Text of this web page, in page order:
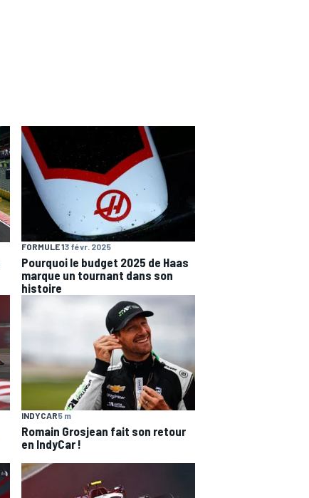
FORMULE 13 févr. 2025
Pourquoi le budget 2025 de Haas
marque un tournant dans son
histoire
INDYCAR5 m
Romain Grosjean fait son retour
en IndyCar !